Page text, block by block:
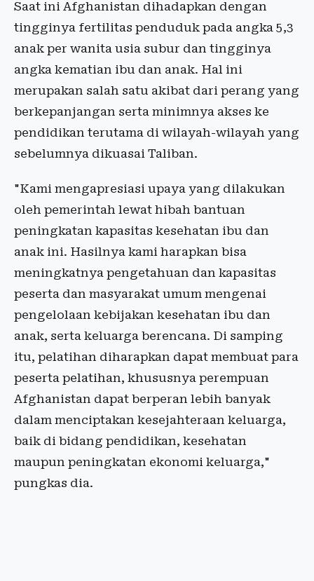
Saat ini Afghanistan dihadapkan dengan
tingginya fertilitas penduduk pada angka 5,3
anak per wanita usia subur dan tingginya
angka kematian ibu dan anak. Hal ini
merupakan salah satu akibat dari perang yang
berkepanjangan serta minimnya akses ke
pendidikan terutama di wilayah-wilayah yang
sebelumnya dikuasai Taliban.
"Kami mengapresiasi upaya yang dilakukan
oleh pemerintah lewat hibah bantuan
peningkatan kapasitas kesehatan ibu dan
anak ini. Hasilnya kami harapkan bisa
meningkatnya pengetahuan dan kapasitas
peserta dan masyarakat umum mengenai
pengelolaan kebijakan kesehatan ibu dan
anak, serta keluarga berencana. Di samping
itu, pelatihan diharapkan dapat membuat para
peserta pelatihan, khususnya perempuan
Afghanistan dapat berperan lebih banyak
dalam menciptakan kesejahteraan keluarga,
baik di bidang pendidikan, kesehatan
maupun peningkatan ekonomi keluarga,"
pungkas dia.